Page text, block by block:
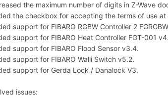
the maximum number of digits in Z-Wave
the checkbox for accepting the terms of use
support for FIBARO RGBW Controller 2
support for FIBARO Heat Controller FGT-001
support for FIBARO Flood Sensor v3.4.
support for FIBARO Walli Switch v5.2.
support for Gerda Lock / Danalock V3.
issues: